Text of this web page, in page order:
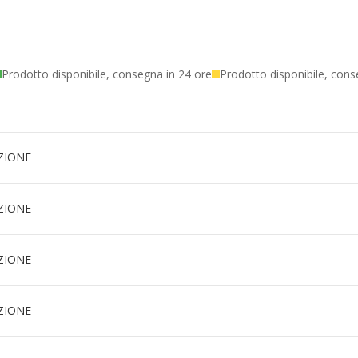
Prodotto disponibile, consegna in 24 ore Prodotto disponibile,